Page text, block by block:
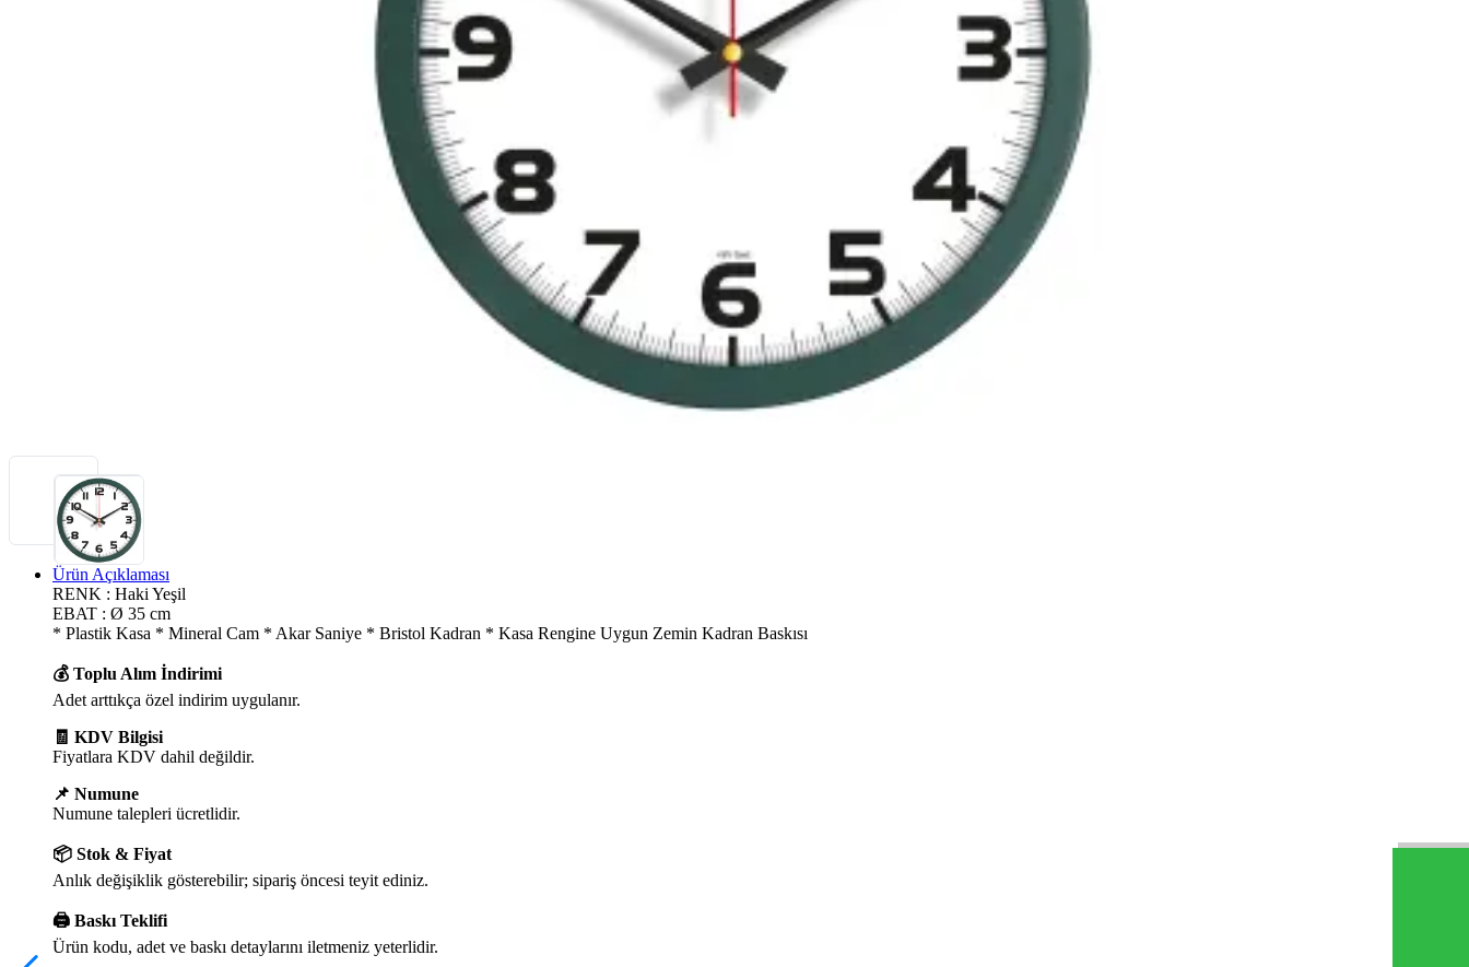
Ürün Açıklaması
RENK : Haki Yeşil
EBAT : Ø 35 cm
* Plastik Kasa * Mineral Cam * Akar Saniye * Bristol Kadran * Kasa Rengine Uygun Zemin Kadran Baskısı
💰 Toplu Alım İndirimi
Adet arttıkça özel indirim uygulanır.
🧾 KDV Bilgisi
Fiyatlara KDV dahil değildir.
📌 Numune
Numune talepleri ücretlidir.
📦 Stok & Fiyat
Anlık değişiklik gösterebilir; sipariş öncesi teyit ediniz.
🖨️ Baskı Teklifi
Ürün kodu, adet ve baskı detaylarını iletmeniz yeterlidir.